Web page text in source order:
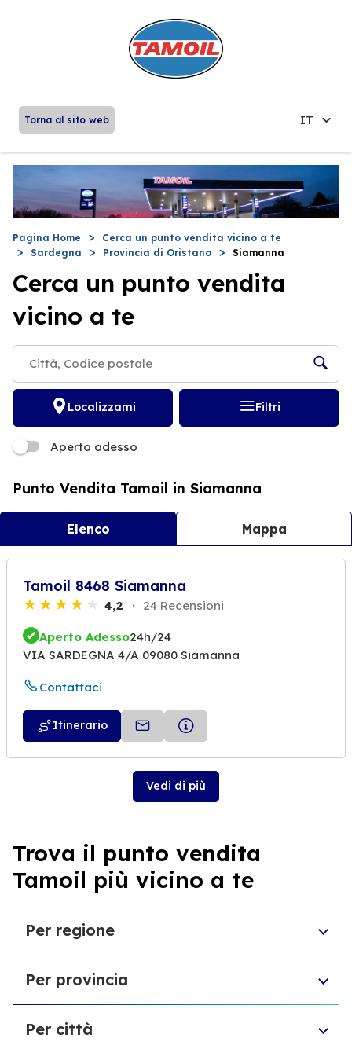
Torna al sito web IT
Pagina Home
Cerca un punto vendita vicino a te
Sardegna
Provincia di Oristano Siamanna
Cerca un punto vendita
vicino a te
Localizzami Filtri
Aperto adesso
Punto Vendita Tamoil in Siamanna
Elenco Mappa
Tamoil 8468 Siamanna
4,2 24 Recensioni
Aperto Adesso24h/24
VIA SARDEGNA 4/A 09080 Siamanna
Contattaci
Itinerario
Vedi di più
Trova il punto vendita
Tamoil più vicino a te
Per regione
Veneto
Abruzzo
Friuli-Venezia Giulia
Sardegna
Per provincia
Libero consorzio comunale di Ragusa
Provincia di Vicenza
Per città